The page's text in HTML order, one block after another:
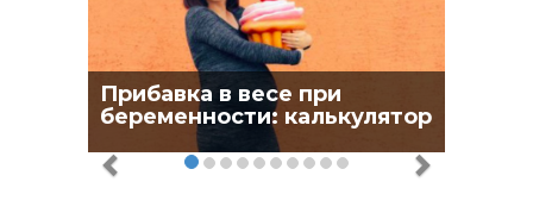
Прибавка в весе при
беременности: калькулятор